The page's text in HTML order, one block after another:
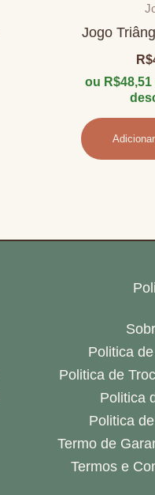
Jogo
R$
ou R$48,51
Politica
Politica de
Politica
Politica
Termo de
Termos e